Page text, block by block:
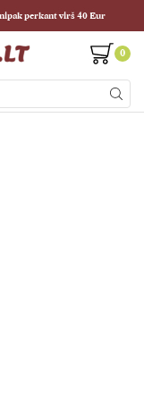
perkant virš 40 Eur
0